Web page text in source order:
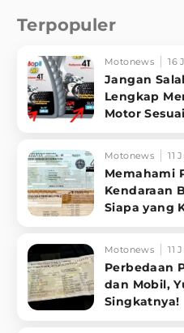
Terpopuler
Motonews 16
Jangan
Lengkap
Motor
Motonews 11
Memahami
Kendaraan
Siapa yang
Motonews 11
Perbedaan
dan Mobil,
Singkatnya!